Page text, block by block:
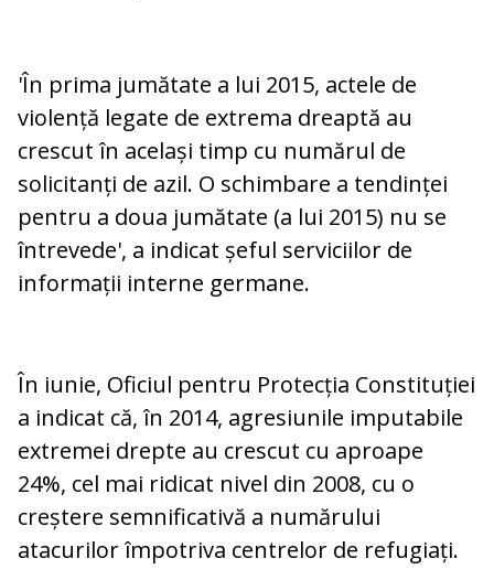
'În prima jumătate a lui 2015, actele de
violență legate de extrema dreaptă au
crescut în același timp cu numărul de
solicitanți de azil. O schimbare a tendinței
pentru a doua jumătate (a lui 2015) nu se
întrevede', a indicat șeful serviciilor de
informații interne germane.
În iunie, Oficiul pentru Protecția Constituției
a indicat că, în 2014, agresiunile imputabile
extremei drepte au crescut cu aproape
24%, cel mai ridicat nivel din 2008, cu o
creștere semnificativă a numărului
atacurilor împotriva centrelor de refugiați.